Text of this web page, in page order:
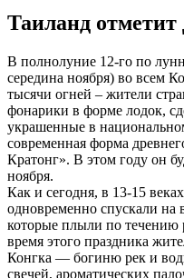
Таиланд
В полнолуние 12-го по
середина ноября) во всем
тысячи огней – жители
фонарики в форме лодок,
украшенные в
современная форма
Кратонг». В этом году он
ноября.
Как и сегодня, в 13-15
одновременно спускали
которые плыли по
время этого праздника
Конгка — богиню рек и
свечей, ароматических